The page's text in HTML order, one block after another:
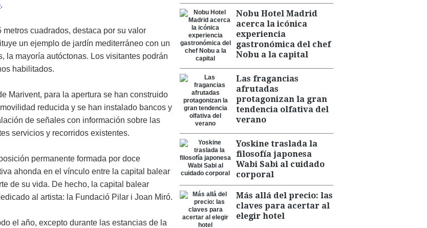
.
cuadrados, destaca por su valor
un ejemplo de jardín mediterráneo con un
la mayoría autóctonas. Los visitantes podrán
habilitados.
Marivent, para la apertura se han construido
reducida y se han instalado bancos y
de señales con información sobre las
servicios y recorridos existentes.
permanente formada por doce
ahonda en el vínculo entre la capital balear
de su vida. De hecho, la capital balear
al artista: la Fundació Pilar i Joan Miró.
el año, excepto durante las estancias de la
Nobu Hotel Madrid
acerca la icónica
experiencia
gastronómica del chef
Nobu a la capital
Las fragancias
afrutadas
protagonizan la gran
tendencia olfativa del
verano
Yoskine traslada la
filosofía japonesa
Wabi Sabi al cuidado
corporal
Más allá del precio: las
claves para acertar al
elegir hotel